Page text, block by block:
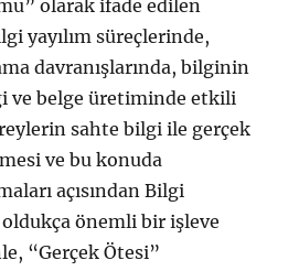
olarak ifade edilen
yayılım süreçlerinde,
davranışlarında, bilginin
ve belge üretiminde etkili
sahte bilgi ile gerçek
ve bu konuda
açısından Bilgi
önemli bir işleve
“Gerçek Ötesi”